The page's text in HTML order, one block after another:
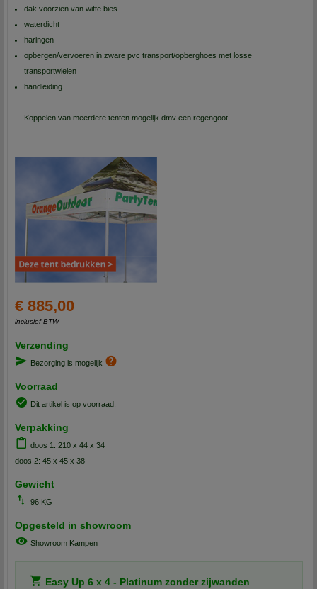
dak voorzien van witte bies
waterdicht
haringen
opbergen/vervoeren in zware pvc transport/opberghoes met losse
transportwielen
handleiding
Koppelen van meerdere tenten mogelijk dmv een regengoot.
€ 885,00
inclusief BTW
Verzending
Bezorging is mogelijk
Voorraad
Dit artikel is op voorraad.
Verpakking
doos 1: 210 x 44 x 34
doos 2: 45 x 45 x 38
Gewicht
96 KG
Opgesteld in showroom
Showroom Kampen
Easy Up 6 x 4 - Platinum zonder zijwanden